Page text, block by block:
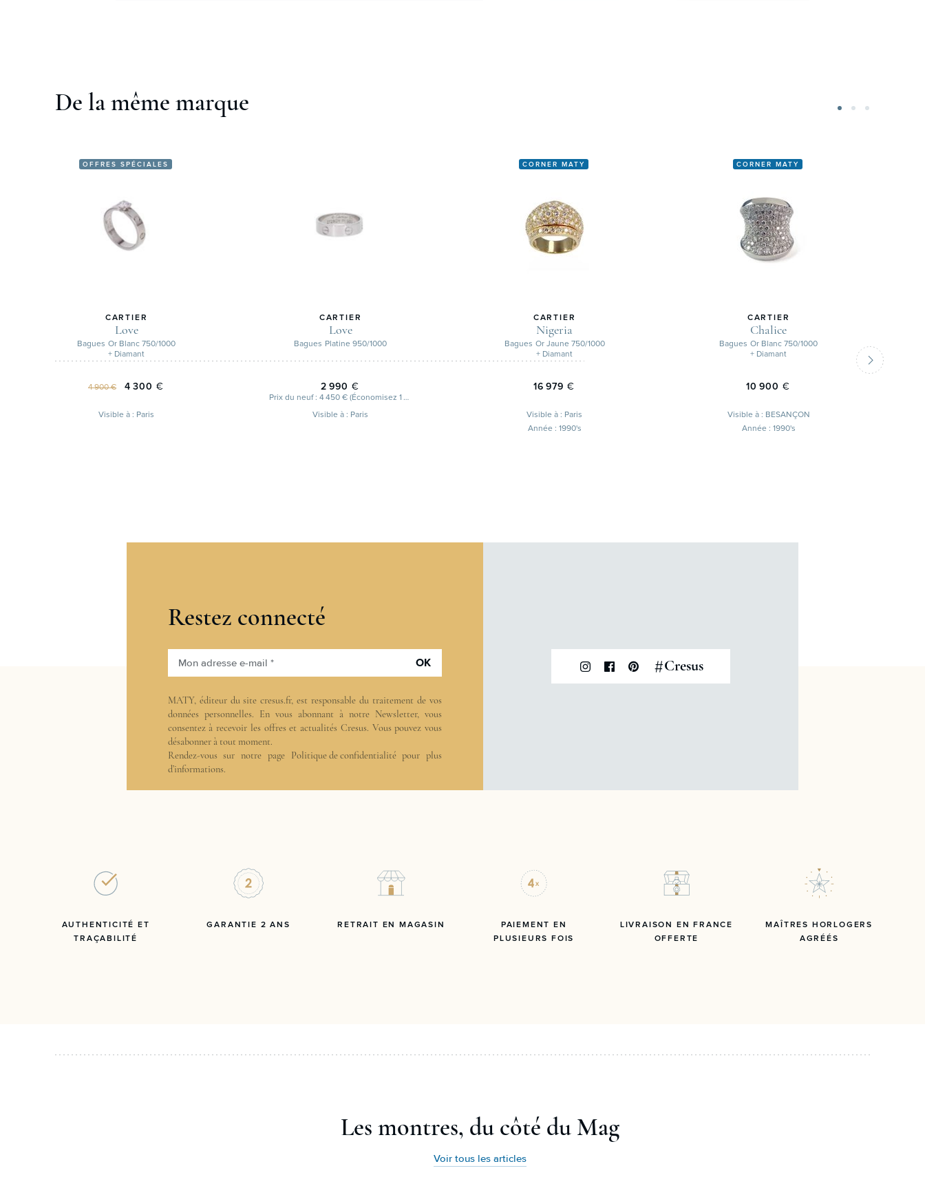
De la même marque
OFFRES SPÉCIALES
CARTIER
Love
Bagues Or Blanc 750/1000
+ Diamant
4 900 € 4 300 €
Visible à : Paris
CARTIER
Love
Bagues Platine 950/1000
2 990 €
Prix du neuf : 4 450 € (Économisez 1 460 €)
Visible à : Paris
CORNER MATY
CARTIER
Nigeria
Bagues Or Jaune 750/1000
+ Diamant
16 979 €
Visible à : Paris
Année : 1990's
CORNER MATY
CARTIER
Chalice
Bagues Or Blanc 750/1000
+ Diamant
10 900 €
Visible à : BESANÇON
Année : 1990's
Restez connecté
Mon adresse e-mail * OK
MATY, éditeur du site cresus.fr, est responsable du traitement de vos
données personnelles. En vous abonnant à notre Newsletter, vous
consentez à recevoir les offres et actualités Cresus. Vous pouvez vous
désabonner à tout moment.
Rendez-vous sur notre page Politique de confidentialitépour plus
d’informations.
#Cresus
AUTHENTICITÉ ET
TRAÇABILITÉ
GARANTIE 2 ANS RETRAIT EN MAGASIN
PAIEMENT EN
PLUSIEURS FOIS
LIVRAISON EN FRANCE
OFFERTE
MAÎTRES HORLOGERS
AGRÉÉS
Les montres, du côté du Mag
Voir tous les articles